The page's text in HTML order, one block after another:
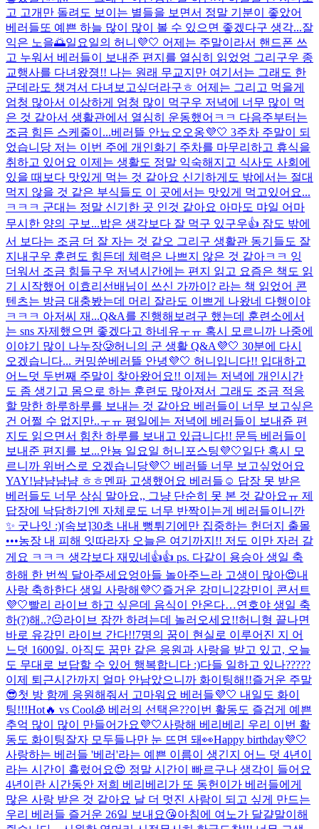
고 고개만 돌려도 보이는 별들을 보면서 정말 기분이 좋았어
베러들또 예쁜 하늘 많이 많이 볼 수 있으면 좋겠다구 생각...잘
익은 노을🌅일요일의 허니💜🤍 어제는 주말이라서 핸드폰 쓰
고 누워서 베러들이 보내준 편지를 열심히 읽었엉 그리구우 종
교행사를 다녀왔졍!! 나는 원래 무교지만 여기서는 그래도 한
군데라도 챙겨서 다녀보고싶더라구ㅎ 어제는 그리고 먹을게
엄청 많아서 이상하게 엄청 많이 먹구우 저녁에 너무 많이 먹
은 것 같아서 생활관에서 열심히 운동했어ㅋㅋ 다음주부터는
조금 힘든 스케줄이...베러뜰 안뇨오오옹💜🤍 3주차 주말이 되
었습니당 저는 이번 주에 개인화기 주차를 마무리하고 휴식을
취하고 있어요 이제는 생활도 정말 익숙해지고 식사도 사회에
있을 때보다 맛있게 먹는 것 같아요 신기하게도 밖에서는 절대
먹지 않을 것 같은 부식들도 이 곳에서는 맛있게 먹고있어요...
ㅋㅋㅋ 군대는 정말 신기한 곳 인것 같아요 아마도 먀일 어마
무시한 양의 구보...밥은 생각보다 잘 먹구 있구우👍 잠도 밖에
서 보다는 조금 더 잘 자는 것 같오 그리구 생활관 동기들도 잘
지내구우 훈련도 힘든데 체력은 나쁘지 않은 것 같아ㅋㅋ 잉
더워서 조금 힘들구우 저녁시간에는 편지 읽고 요즘은 책도 읽
기 시작했어 이효리선배님이 쓰신 가까이? 라는 책 읽었어 콘
텐츠는 방금 대충봤는데 머리 잘라도 이쁘게 나왔네 다행이야
ㅋㅋㅋ 아저씨 재...Q&A를 진행해보려구 했는데 훈련소에서
는 sns 자제했으면 좋겠다고 하네유ㅜㅠ 혹시 모르니까 나중에
이야기 많이 나누장🥲허니의 군 생활 Q&A💜🤍 30분에 다시
오겠습니다... 커밍쑨베러뜰 안녕💜🤍 허니입니다!! 입대하고
어느덧 두번째 주말이 찾아왔어요!! 이제는 저녁에 개인시간
도 좀 생기고 몸으로 하는 훈련도 많아져서 그래도 조금 적응
할 망한 하루하루를 보내는 것 같아요 베러들이 너무 보고싶은
건 어쩔 수 없지만..ㅜㅠ 평일에는 저녁에 베러들이 보내쥰 편
지도 읽으면서 힘찬 하루를 보내고 있급니다!! 문득 베러들이
보내준 편지를 보...안뇽 일요일 허니포스팅💜🤍일단 혹시 모
르니까 위버스로 오겠습니당💜🤍 베러뜰 너무 보고싶었어요
YAY!냠냠냠냠 ㅎㅎ멘파 고생했어요 베러들☺️ 답장 못 받은
베러들도 너무 상심 말아요,, 그냥 단순히 못 본 것 같아요ㅠ 제
답장에 낙담하기엔 자체로도 너무 반짝이는게 베러들이니깐
✨ 굿나잇 :)[속보]30초 내내 뻥튀기에만 집중하는 헌더지 출몰
•••농장 내 피해 잇따라자 오늘은 여기까지!! 저도 이만 자러 갈
게요 ㅋㅋㅋ 생각보다 재밌네👍👍 ps. 다같이 용승아 생일 축
하해 한 번씩 달아주세요엉아들 놀아주느라 고생이 많아😍내
사랑 축하한다 생일 사랑해💜🤍즐거운 강미니2강민이 콘서트
💜🤍빨리 라이브 하고 싶은데 음식이 안온다…연호야 생일 축
하(?)해..?😐라이브 잠깐 하려는데 놀러오세요!!허니형 끝나면
바로 유강민 라이브 간다!!7명의 꿈이 현실로 이루어진 지 어
느덧 1600일. 아직도 꿈만 같은 응원과 사랑을 받고 있고, 오늘
도 무대로 보답할 수 있어 행복합니다 :)다들 일하고 있나?????
이제 퇴근시간까지 얼마 안남았으니까 화이팅해!!즐거운 주말
😎첫 방 함께 응원해줘서 고마워요 베러들💜🤍 내일도 화이
팅!!!Hot🔥 vs Cool🧊 베러의 선택은??이번 활동도 즐겁게 예쁜
추억 많이 많이 만들어가요💜🤍사랑해 베리베리 우리 이번 활
동도 화이팅잘자 모두들나만 눈 뜨면 돼👀Happy birthday💜🤍
사랑하는 베러들 '베러'라는 예쁜 이름이 생긴지 어느 덧 4년이
라는 시간이 흘렀어요😍 정말 시간이 빠르구나 생각이 들어요
4년이란 시간동안 저희 베리베리가 또 동헌이가 베러들에게
많은 사랑 받은 것 같아요 날 더 멋진 사람이 되고 싶게 만드는
우리 베러들 즐거운 26일 보내요😘아침에 여노가 달걀말이해